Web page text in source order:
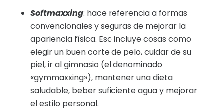
Softmaxxing: hace referencia a formas
convencionales y seguras de mejorar la
apariencia física. Eso incluye cosas como
elegir un buen corte de pelo, cuidar de su
piel, ir al gimnasio (el denominado
«gymmaxxing»), mantener una dieta
saludable, beber suficiente agua y mejorar
el estilo personal.